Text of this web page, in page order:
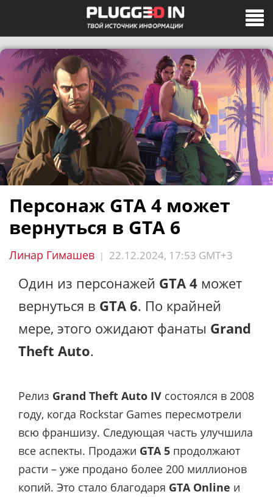
Персонаж GTA 4 может
вернуться в GTA 6
Линар Гимашев | 22.12.2024, 17:53 GMT+3
Один из персонажей GTA 4 может
вернуться в GTA 6. По крайней
мере, этого ожидают фанаты Grand
Theft Auto.
Релиз Grand Theft Auto IV состоялся в 2008
году, когда Rockstar Games пересмотрели
всю франшизу. Следующая часть улучшила
все аспекты. Продажи GTA 5 продолжают
расти – уже продано более 200 миллионов
копий. Это стало благодаря GTA Online и